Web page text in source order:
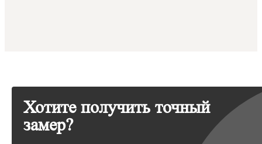
Хотите получить точный
замер?